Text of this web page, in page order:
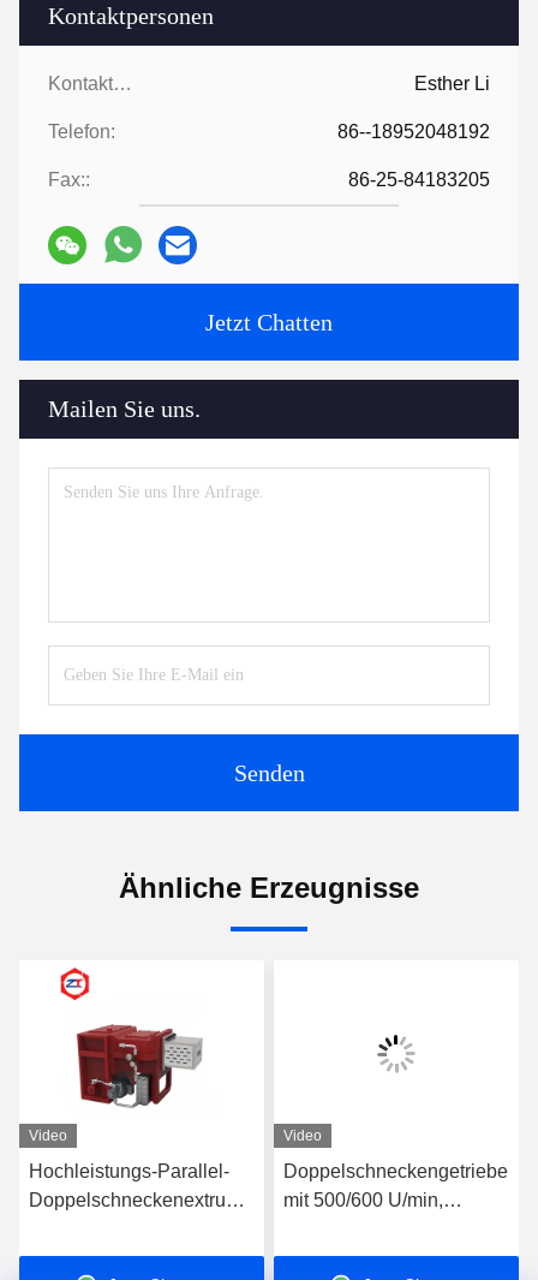
Kontaktpersonen
Kontaktpersonen: Esther Li
Telefon: 86--18952048192
Fax:: 86-25-84183205
Jetzt Chatten
Mailen Sie uns.
Senden
Ähnliche Erzeugnisse
Video
Hochleistungs-Parallel-
Doppelschneckenextruder
875N.M TDSN-Getriebe
Video
Doppelschneckengetriebe
mit 500/600 U/min,
Plastik 30 - 37KW-